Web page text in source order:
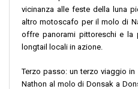
vicinanza alle feste della luna
altro motoscafo per il molo di
offre panorami pittoreschi e la
longtail locali in azione.
Terzo passo: un terzo viaggio
Nathon al molo di Donsak a